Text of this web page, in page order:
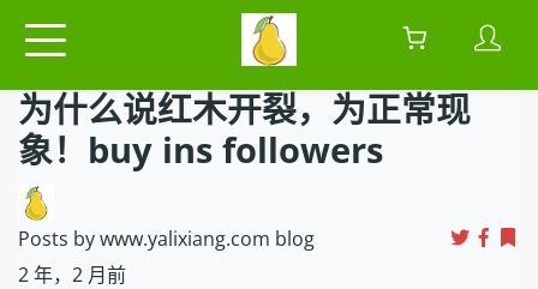
为什么说红木开裂，为正常现
象！buy ins followers
Posts by www.yalixiang.com blog
2 年，2 月前